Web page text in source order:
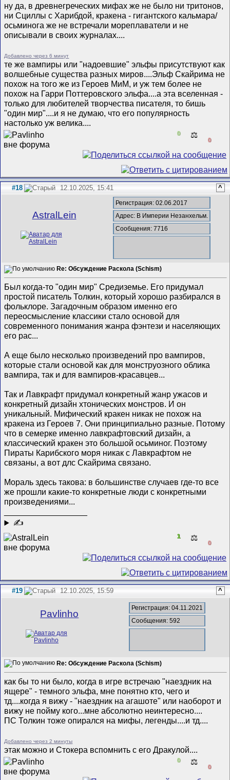
ну да, в древнегреческих мифах же не было ни тритонов,
ни Сциллы с Харибдой, кракена - гигантского кальмара/
осьминога же не встречали мореплаватели и не
описывали в своих журналах....
Добавлено через 6 минут
те же вампиры или "надоевшие" эльфы присутствуют как
волшебные существа разных миров....Эльф Скайрима не
похож на того же из Героев МиМ, и уж тем более не
похож на Гарри Поттеровского эльфа....а эта вселенная -
только для любителей творчества писателя, то бишь
"один мир"....и я не думаю, что его популярность
настолько уж велика....
0 ⚖️
0
#18 12.10.2025, 15:41 ^
AstralLein
Регистрация: 02.06.2017
Адрес: В Империи Незанхельм.
Сообщения: 7716
Re: Обсуждение Раскола (Schism)
Был когда-то "один мир" Средиземье. Его придумал
простой писатель Толкин, который хорошо разбирался в
фольклоре. Загадочным образом именно его
переосмысление классики стало основой для
современного понимания жанра фэнтези и населяющих
его рас...
А еще было несколько произведений про вампиров,
которые стали основой как для монструозного облика
вампира, так и для вампиров-красавцев...
Так и Лавкрафт придумал конкретный жанр ужасов и
конкретный дизайн хтонических монстров. И он
уникальный. Мифический кракен никак не похож на
кракена из Героев 7. Они принципиально разные. Потому
что в семерке именно лавкрафтовский дизайн, а
классический кракен это большой осьминог. Поэтому
Пираты Карибского моря никак с Лавкрафтом не
связаны, а вот длс Скайрима связано.
Мораль здесь такова: в большинстве случаев где-то все
же прошли какие-то конкретные люди с конкретными
произведениями...
✍
1 ⚖️
0
#19 12.10.2025, 15:59 ^
Pavlinho
Регистрация: 04.11.2021
Сообщения: 592
Re: Обсуждение Раскола (Schism)
как бы то ни было, когда в игре встречаю "наездник на
ящере" - темного эльфа, мне понятно кто, чего и
тд....когда я вижу - "наездник на агашоте" или наоборот и
вижу не пойму кого...мне абсолютно неинтересно....
ПС Толкин тоже опирался на мифы, легенды....и тд....
Добавлено через 2 минуты
этак можно и Стокера вспомнить с его Дракулой....
0 ⚖️
0